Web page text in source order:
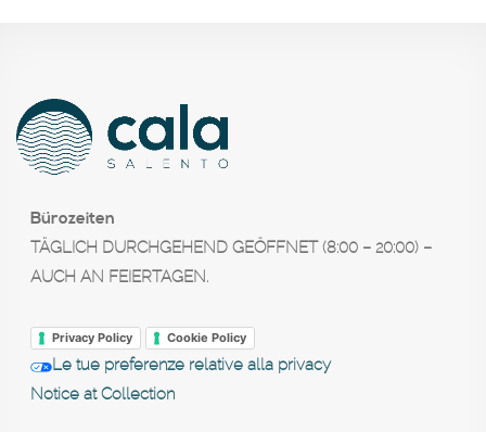
Bürozeiten
TÄGLICH DURCHGEHEND GEÖFFNET (8:00 – 20:00) –
AUCH AN FEIERTAGEN.
Privacy Policy Cookie Policy
Le tue preferenze relative alla privacy
Notice at Collection